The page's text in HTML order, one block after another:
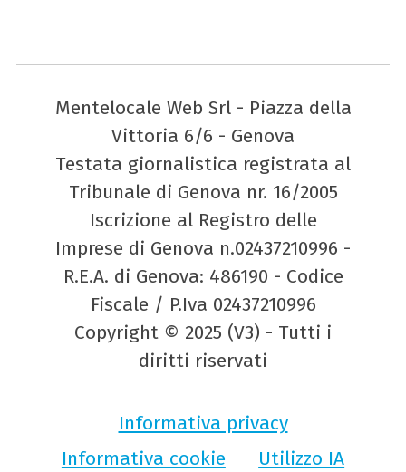
Mentelocale Web Srl - Piazza della
Vittoria 6/6 - Genova
Testata giornalistica registrata al
Tribunale di Genova nr. 16/2005
Iscrizione al Registro delle
Imprese di Genova n.02437210996 -
R.E.A. di Genova: 486190 - Codice
Fiscale / P.Iva 02437210996
Copyright © 2025 (V3) - Tutti i
diritti riservati
Informativa privacy
Informativa cookie
Utilizzo IA